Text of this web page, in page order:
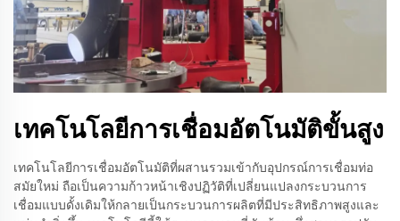
เทคโนโลยีการเชื่อมอัตโนมัติขั้นสูง
เทคโนโลยีการเชื่อมอัตโนมัติที่ผสานรวมเข้ากับอุปกรณ์การเชื่อมท่อ
สมัยใหม่ ถือเป็นความก้าวหน้าเชิงปฏิวัติที่เปลี่ยนแปลงกระบวนการ
เชื่อมแบบดั้งเดิมให้กลายเป็นกระบวนการผลิตที่มีประสิทธิภาพสูงและ